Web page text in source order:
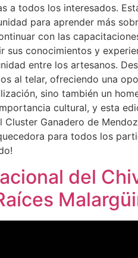
a todos los interesados.
para aprender más
con las
sus conocimientos y
entre los artesanos.
al telar, ofreciendo una
sino también un
cultural, y esta
Cluster Ganadero de
para todos los
del